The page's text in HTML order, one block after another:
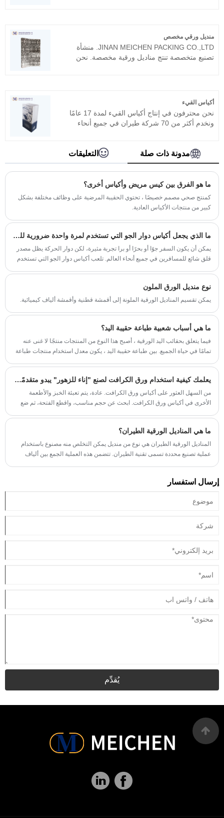
الطويل في الصين.
منديل ورقي مخصص
JINAN MEICHEN PACKING CO.,LTD. منشأة
تصنيع متخصصة تنتج مناديل ورقية مخصصة. نحن
التعاون معك لفترة طويلة.
أكياس القيء
نحن محترفون في إنتاج أكياس القيء لمدة 17 عامًا
ونخدم أكثر من 70 شركة طيران في جميع أنحاء
الطويل في الصين.
مدونة ذات صلة التعليقات
ما هو الفرق بين كيس مريض وأكياس أخرى؟
كمنتج صحي مصمم خصيصًا ، تحتوي الحقيبة المرضية على وظائف مختلفة بشكل
كبير من منتجات الأكياس العادية.
ما الذي يجعل أكياس دوار الجو التي تستخدم لمرة واحدة ضرورية للسفر الآمن والمريح؟
يمكن أن يكون السفر جوًا أو بحرًا أو برا تجربة مثيرة، لكن دوار الحركة يظل مصدر
قلق شائع للمسافرين في جميع أنحاء العالم. تلعب أكياس دوار الجو التي تستخدم
بيئات الرعاية الصحية، تساعد هذه المنتجات البسيطة والفعالة في إدارة الانزعاج
غير المتوقع بكفاءة.
نوع منديل الورق الملون
يمكن تقسيم المناديل الورقية الملونة إلى أقمشة قطنية وأقمشة ألياف كيميائية.
ما هي أسباب شعبية طباعة حقيبة اليد؟
فيما يتعلق بحقائب اليد الورقية ، أصبح هذا النوع من المنتجات منتجًا لا غنى عنه
تمامًا في حياة الجميع. بين طباعة حقيبة اليد ، يكون معدل استخدام منتجات طباعة
يعلمك كيفية استخدام ورق الكرافت لصنع "إناء للزهور" يبدو متقدمًا للغاية
من السهل العثور على أكياس ورق الكرافت. عادة، يتم تعبئة الخبز والأطعمة
الأخرى في أكياس ورق الكرافت. ابحث عن حجم مناسب، واقطع الفتحة، ثم ضع
ما هي المناديل الورقية الطيران؟
المناديل الورقية الطيران هي نوع من منديل يمكن التخلص منه مصنوع باستخدام
عملية تصنيع محددة تسمى تقنية الطيران. تتضمن هذه العملية الجمع بين ألياف
إرسال استفسار
يُقدِّم